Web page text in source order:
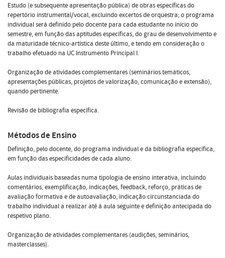
Estudo (e subsequente apresentação pública) de obras específicas do
repertório instrumental/vocal, excluindo excertos de orquestra; o programa
individual será definido pelo docente para cada estudante no início do
semestre, em função das aptitudes específicas, do grau de desenvolvimento e
da maturidade técnico-artística deste último, e tendo em consideração o
trabalho efetuado na UC Instrumento Principal I.
Organização de atividades complementares (seminários temáticos,
apresentações públicas, projetos de valorização, comunicação e extensão),
quando pertinente.
Revisão de bibliografia específica.
Métodos de Ensino
Definição, pelo docente, do programa individual e da bibliografia específica,
em função das especificidades de cada aluno.
Aulas individuais baseadas numa tipologia de ensino interativa, incluindo
comentários, exemplificação, indicações, feedback, reforço, práticas de
avaliação formativa e de autoavaliação, indicação circunstanciada do
trabalho individual a realizar até à aula seguinte e definição antecipada do
respetivo plano.
Organização de atividades complementares (audições, seminários,
masterclasses).